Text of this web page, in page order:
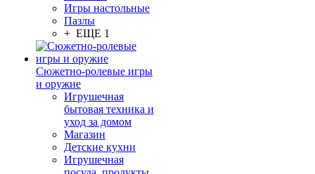
Игры настольные
Пазлы
+ ЕЩЕ 1
Сюжетно-ролевые игры
и оружие
Игрушечная
бытовая техника и
уход за домом
Магазин
Детские кухни
Игрушечная